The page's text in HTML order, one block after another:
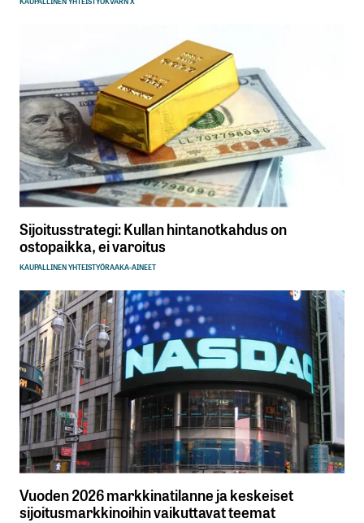
Sijoitusstrategi: Kullan hintanotkahdus on
ostopaikka, ei varoitus
KAUPALLINEN YHTEISTYÖRAAKA-AINEET
Vuoden 2026 markkinatilanne ja keskeiset
sijoitusmarkkinoihin vaikuttavat teemat